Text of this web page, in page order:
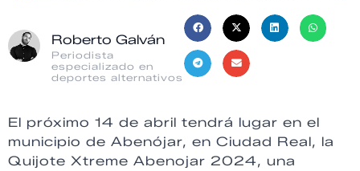
Roberto Galván
Periodista
especializado en
deportes alternativos
El próximo 14 de abril tendrá lugar en el
municipio de Abenójar, en Ciudad Real, la
Quijote Xtreme Abenojar 2024, una